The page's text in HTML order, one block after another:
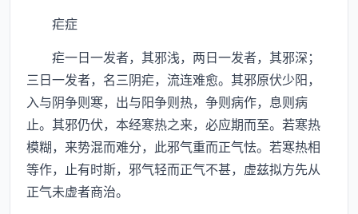
疟症
疟一日一发者，其邪浅，两日一发者，其邪深；
三日一发者，名三阴疟，流连难愈。其邪原伏少阳，
入与阴争则寒，出与阳争则热，争则病作，息则病
止。其邪仍伏，本经寒热之来，必应期而至。若寒热
模糊，来势混而难分，此邪气重而正气怯。若寒热相
等作，止有时斯，邪气轻而正气不甚，虚兹拟方先从
正气未虚者商治。